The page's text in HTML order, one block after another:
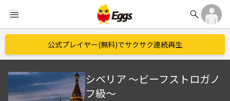
menu search
公式プレイヤー(無料)でサクサク連続再生
シベリア ～ビーフストロガノ
フ級～